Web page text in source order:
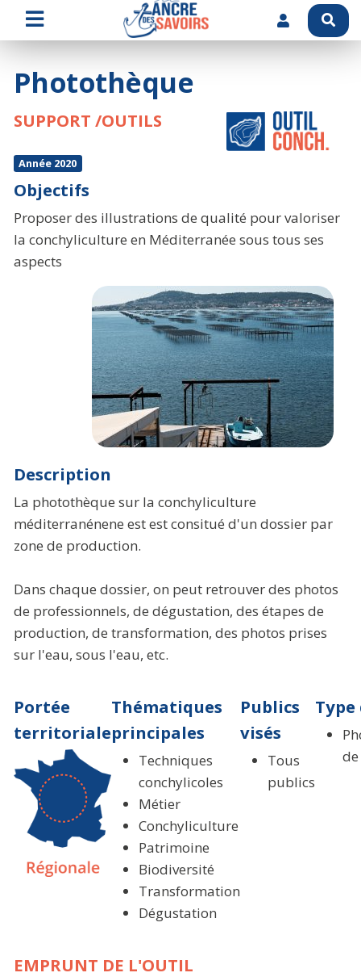
Photothèque
SUPPORT /OUTILS
Année 2020
Objectifs
Proposer des illustrations de qualité pour valoriser
la conchyliculture en Méditerranée sous tous ses
aspects
Description
La photothèque sur la conchyliculture
méditerranénene est est consitué d'un dossier par
zone de production.
Dans chaque dossier, on peut retrouver des photos
de professionnels, de dégustation, des étapes de
production, de transformation, des photos prises
sur l'eau, sous l'eau, etc.
Portée
territoriale
Thématiques
principales
Techniques
conchylicoles
Métier
Conchyliculture
Patrimoine
Biodiversité
Transformation
Dégustation
Publics
visés
Tous
publics
EMPRUNT DE L'OUTIL